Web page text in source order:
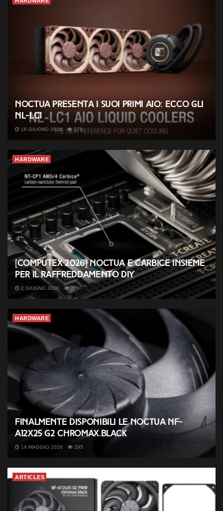
Noctua presenta i suoi primi AIO: ecco gli
NL-LC1
16 GIUGNO 2026 278
HARDWARE
[COMPUTEX 2026] Noctua e Carbice insieme
per il raffreddamento DIY
2 GIUGNO 2026 276
HARDWARE
Finalmente disponibili le Noctua NF-
A12x25 G2 chromax.black
14 MAGGIO 2026 295
ARTICLES